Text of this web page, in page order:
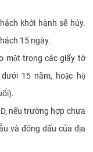
khởi hành sẽ hủy.
15 ngày.
một trong các giấy tờ
15 năm, hoặc hộ
nếu trường hợp chưa
và đóng dấu của địa